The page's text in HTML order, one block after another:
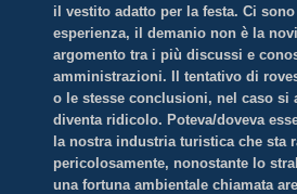
il vestito adatto per la festa. Ci
esperienza, il demanio non è la
argomento tra i più discussi e
amministrazioni. Il tentativo di
o le stesse conclusioni, nel caso si
diventa ridicolo. Poteva/doveva
la nostra industria turistica che sta
pericolosamente, nonostante lo
una fortuna ambientale chiamata